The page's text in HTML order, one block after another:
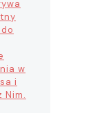
w
i
Nim.